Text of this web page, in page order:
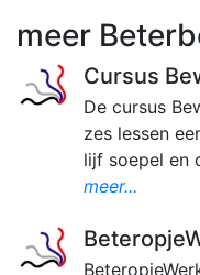
meer
Cursus
De cursus
zes lessen
lijf soepel en
meer...